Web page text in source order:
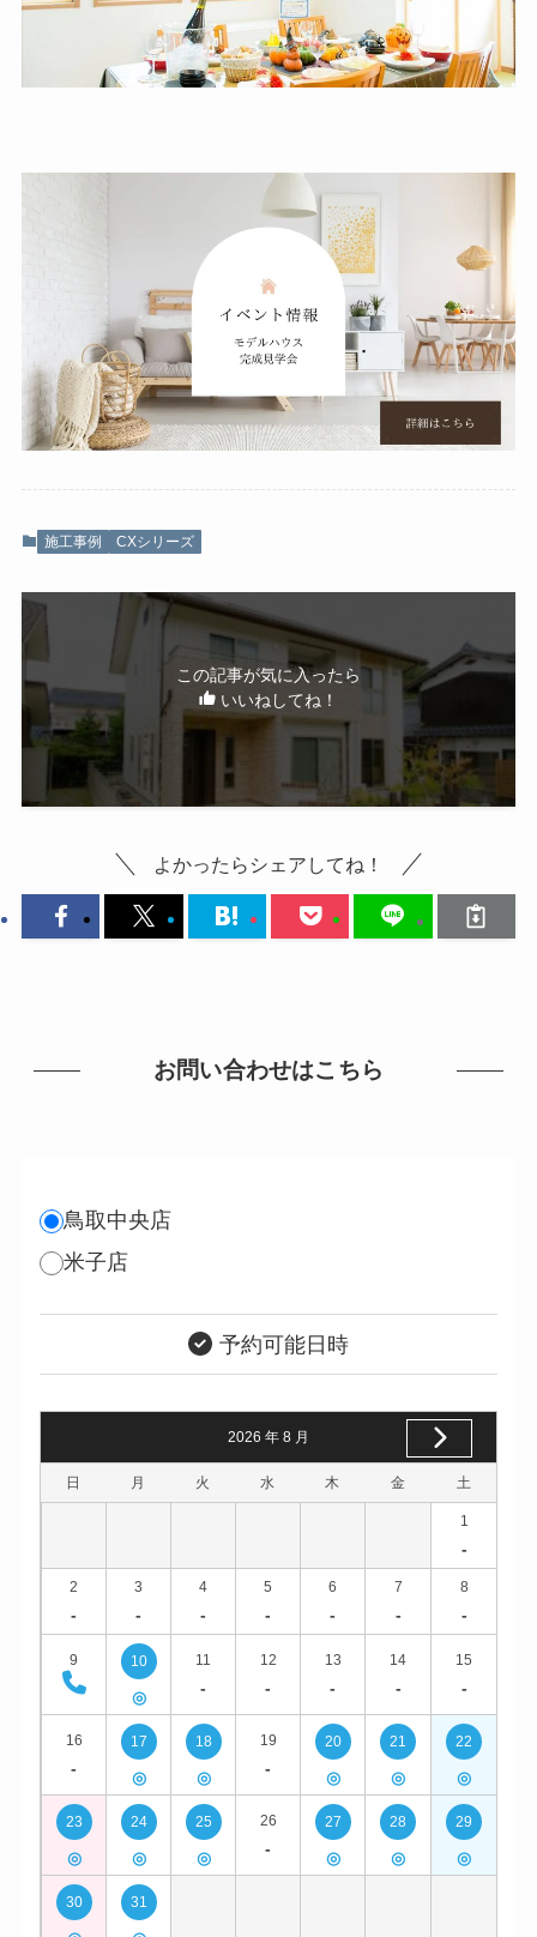
施工事例 CXシリーズ
この記事が気に入ったら
いいねしてね！
よかったらシェアしてね！
お問い合わせはこちら
鳥取中央店
米子店
予約可能日時